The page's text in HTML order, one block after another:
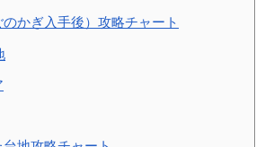
かぎ入手後）攻略チャート